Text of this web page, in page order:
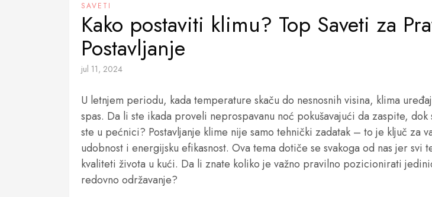
SAVETI
Kako postaviti klimu? Top Saveti za
Postavljanje
jul 11, 2024
U letnjem periodu, kada temperature skaču do nesnosnih visina, klima
spas. Da li ste ikada proveli neprospavanu noć pokušavajući da zaspite, dok
ste u pećnici? Postavljanje klime nije samo tehnički zadatak – to je ključ za
udobnost i energijsku efikasnost. Ova tema dotiče se svakoga od nas jer svi
kvaliteti života u kući. Da li znate koliko je važno pravilno pozicionirati
redovno održavanje?